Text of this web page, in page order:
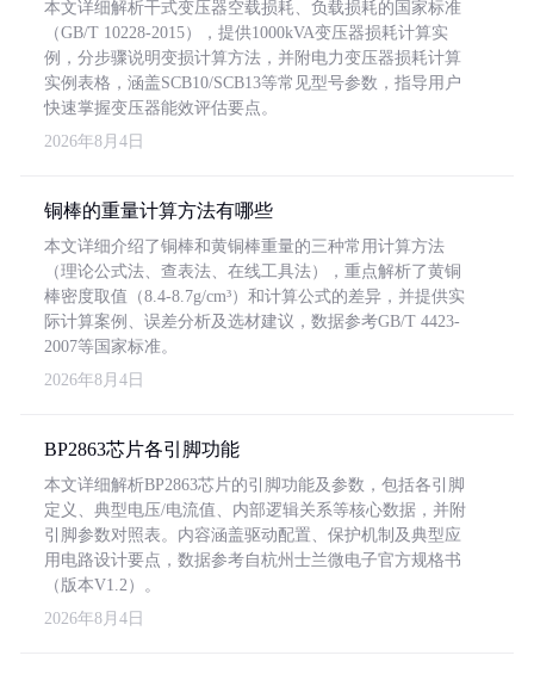
本文详细解析干式变压器空载损耗、负载损耗的国家标准
（GB/T 10228-2015），提供1000kVA变压器损耗计算实
例，分步骤说明变损计算方法，并附电力变压器损耗计算
实例表格，涵盖SCB10/SCB13等常见型号参数，指导用户
快速掌握变压器能效评估要点。
2026年8月4日
铜棒的重量计算方法有哪些
本文详细介绍了铜棒和黄铜棒重量的三种常用计算方法
（理论公式法、查表法、在线工具法），重点解析了黄铜
棒密度取值（8.4-8.7g/cm³）和计算公式的差异，并提供实
际计算案例、误差分析及选材建议，数据参考GB/T 4423-
2007等国家标准。
2026年8月4日
BP2863芯片各引脚功能
本文详细解析BP2863芯片的引脚功能及参数，包括各引脚
定义、典型电压/电流值、内部逻辑关系等核心数据，并附
引脚参数对照表。内容涵盖驱动配置、保护机制及典型应
用电路设计要点，数据参考自杭州士兰微电子官方规格书
（版本V1.2）。
2026年8月4日